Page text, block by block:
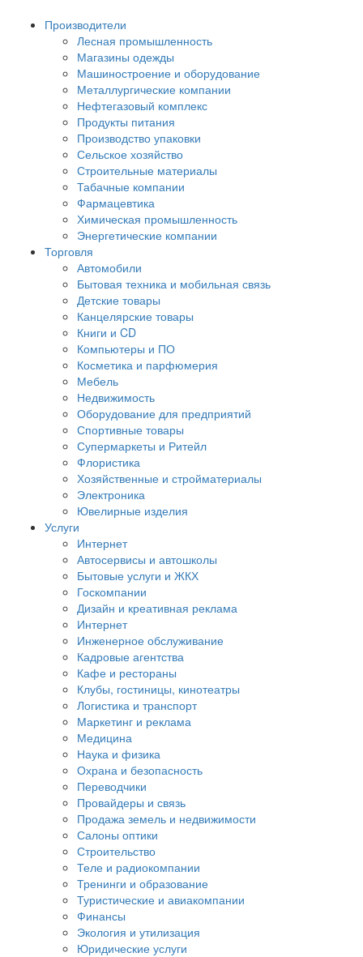
Производители
Лесная промышленность
Магазины одежды
Машиностроение и оборудование
Металлургические компании
Нефтегазовый комплекс
Продукты питания
Производство упаковки
Сельское хозяйство
Строительные материалы
Табачные компании
Фармацевтика
Химическая промышленность
Энергетические компании
Торговля
Автомобили
Бытовая техника и мобильная связь
Детские товары
Канцелярские товары
Книги и CD
Компьютеры и ПО
Косметика и парфюмерия
Мебель
Недвижимость
Оборудование для предприятий
Спортивные товары
Супермаркеты и Ритейл
Флористика
Хозяйственные и стройматериалы
Электроника
Ювелирные изделия
Услуги
Интернет
Автосервисы и автошколы
Бытовые услуги и ЖКХ
Госкомпании
Дизайн и креативная реклама
Интернет
Инженерное обслуживание
Кадровые агентства
Кафе и рестораны
Клубы, гостиницы, кинотеатры
Логистика и транспорт
Маркетинг и реклама
Медицина
Наука и физика
Охрана и безопасность
Переводчики
Провайдеры и связь
Продажа земель и недвижимости
Салоны оптики
Строительство
Теле и радиокомпании
Тренинги и образование
Туристические и авиакомпании
Финансы
Экология и утилизация
Юридические услуги